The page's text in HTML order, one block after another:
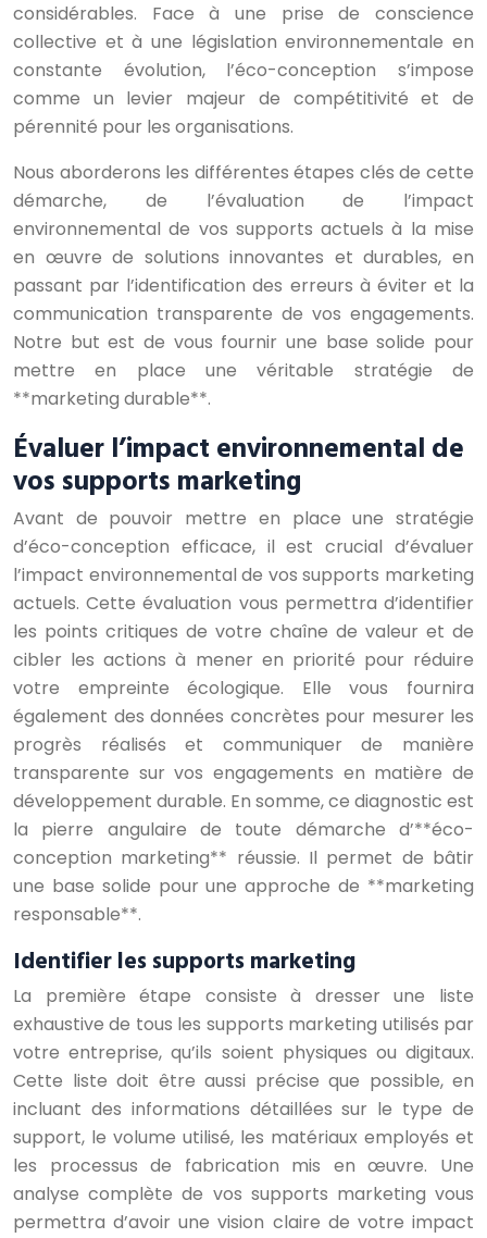
considérables. Face à une prise de conscience
collective et à une législation environnementale en
constante évolution, l’éco-conception s’impose
comme un levier majeur de compétitivité et de
pérennité pour les organisations.
Nous aborderons les différentes étapes clés de cette
démarche, de l’évaluation de l’impact
environnemental de vos supports actuels à la mise
en œuvre de solutions innovantes et durables, en
passant par l’identification des erreurs à éviter et la
communication transparente de vos engagements.
Notre but est de vous fournir une base solide pour
mettre en place une véritable stratégie de
**marketing durable**.
Évaluer l’impact environnemental de
vos supports marketing
Avant de pouvoir mettre en place une stratégie
d’éco-conception efficace, il est crucial d’évaluer
l’impact environnemental de vos supports marketing
actuels. Cette évaluation vous permettra d’identifier
les points critiques de votre chaîne de valeur et de
cibler les actions à mener en priorité pour réduire
votre empreinte écologique. Elle vous fournira
également des données concrètes pour mesurer les
progrès réalisés et communiquer de manière
transparente sur vos engagements en matière de
développement durable. En somme, ce diagnostic est
la pierre angulaire de toute démarche d’**éco-
conception marketing** réussie. Il permet de bâtir
une base solide pour une approche de **marketing
responsable**.
Identifier les supports marketing
La première étape consiste à dresser une liste
exhaustive de tous les supports marketing utilisés par
votre entreprise, qu’ils soient physiques ou digitaux.
Cette liste doit être aussi précise que possible, en
incluant des informations détaillées sur le type de
support, le volume utilisé, les matériaux employés et
les processus de fabrication mis en œuvre. Une
analyse complète de vos supports marketing vous
permettra d’avoir une vision claire de votre impact